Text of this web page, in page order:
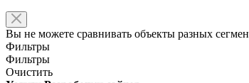
Вы не можете сравнивать объекты разных
Фильтры
Фильтры
Очистить